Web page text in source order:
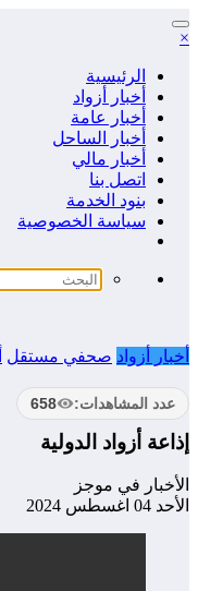
التجاوز
إلى
×
الرئيسية
أخبار أزواد
أخبار عامة
أخبار الساحل
أخبار مالي
اتصل بنا
بنود الخدمة
سياسة الخصوصية
أخبار أزواد صحفي مستقل
عدد المشاهدات: 658
إذاعة أزواد الدولية
الأخبار في موجز
الأحد 04 اغسطس 2024